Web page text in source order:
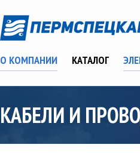
О КОМПАНИИ КАТАЛОГ
КАБЕЛИ И